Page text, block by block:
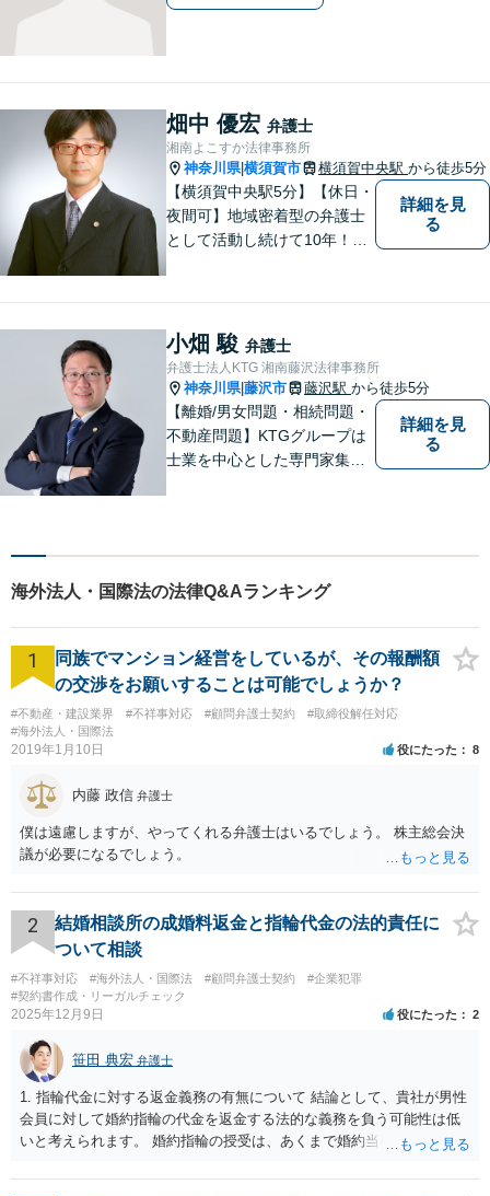
畑中 優宏 弁護士
湘南よこすか法律事務所
神奈川県|横須賀市 横須賀中央駅 から徒歩5分
【横須賀中央駅5分】【休日・
夜間可】地域密着型の弁護士
として活動し続けて10年！豊
可】【女性弁護士在籍】
詳細を見
る
小畑 駿 弁護士
弁護士法人KTG 湘南藤沢法律事務所
神奈川県|藤沢市 藤沢駅 から徒歩5分
【離婚/男女問題・相続問題・
不動産問題】KTGグループは
士業を中心とした専門家集団
トップサービスを提供してい
ます。【WEB相談可】【カー
ド払い・分割払い可】
詳細を見
る
海外法人・国際法の法律Q&Aランキング
1
同族でマンション経営をしているが、その報酬額
の交渉をお願いすることは可能でしょうか？
#不動産・建設業界 #不祥事対応 #顧問弁護士契約
#取締役解任対応
#海外法人・国際法
2019年1月10日 役にたった 8
内藤 政信 弁護士
僕は遠慮しますが、やってくれる弁護士はいるでしょう。 株主総会決
議が必要になるでしょう。
2
結婚相談所の成婚料返金と指輪代金の法的責任に
ついて相談
#不祥事対応 #海外法人・国際法 #顧問弁護士契約
#企業犯罪
#契約書作成・リーガルチェック
2025年12月9日 役にたった 2
笹田 典宏 弁護士
1. 指輪代金に対する返金義務の有無について 結論として、貴社が男性
会員に対して婚約指輪の代金を返金する法的な義務を負う可能性は低
いと考えられます。 婚約指輪の授受は、あくまで婚約当事者である男
貴社は、その贈与契約の当事者ではありません。したがって、仮に女